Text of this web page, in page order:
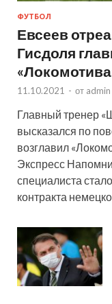
ФУТБОЛ
Евсеев
Гисдоля
11.10.2021 - от admin
Главный тренер
высказался по
возглавил
Экспресс
специалиста
контракта